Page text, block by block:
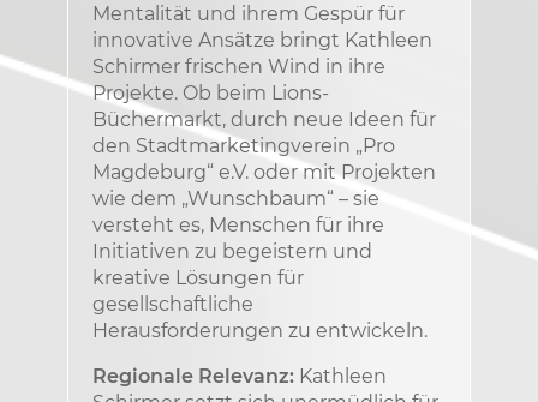
Mentalität und ihrem Gespür für
innovative Ansätze bringt Kathleen
Schirmer frischen Wind in ihre
Projekte. Ob beim Lions-
Büchermarkt, durch neue Ideen für
den Stadtmarketingverein „Pro
Magdeburg“ e.V. oder mit Projekten
wie dem „Wunschbaum“ – sie
versteht es, Menschen für ihre
Initiativen zu begeistern und
kreative Lösungen für
gesellschaftliche
Herausforderungen zu entwickeln.
Regionale Relevanz: Kathleen